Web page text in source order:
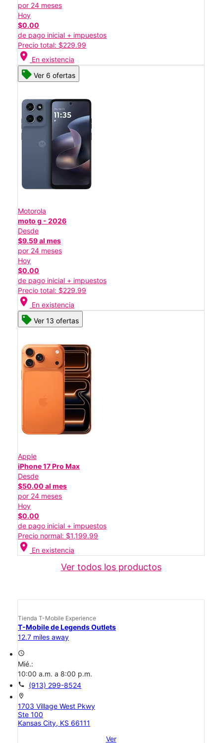
por 24 meses
Hoy
$0.00
de pago inicial + impuestos
Precio total: $229.99
location_on En existencia
Ver 6 ofertas
Motorola
moto g - 2026
Desde
$9.59 al mes
por 24 meses
Hoy
$0.00
de pago inicial + impuestos
Precio total: $229.99
location_on En existencia
Ver 13 ofertas
Apple
iPhone 17 Pro Max
Desde
$50.00 al mes
por 24 meses
Hoy
$0.00
de pago inicial + impuestos
Precio normal: $1,199.99
location_on En existencia
Ver todos los productos
Tienda T-Mobile Experience
T-Mobile de Legends Outlets
12.7 miles away
access_time
Mié.:
10:00 a.m. a 8:00 p.m.
call (913) 299-8524
location_on
1703 Village West Pkwy
Ste 100
Kansas City, KS 66111
Ver